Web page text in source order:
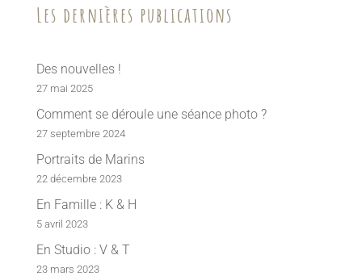
Les dernières publications
Des nouvelles !
27 mai 2025
Comment se déroule une séance photo ?
27 septembre 2024
Portraits de Marins
22 décembre 2023
En Famille : K & H
5 avril 2023
En Studio : V & T
23 mars 2023